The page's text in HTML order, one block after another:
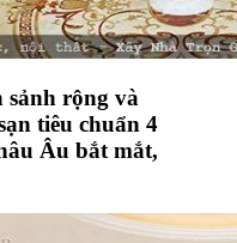
sảnh rộng và
tiêu chuẩn 4
Âu bắt mắt,